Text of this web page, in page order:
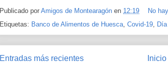
Publicado por Amigos de Montearagón en 12:19
No
Etiquetas: Banco de Alimentos de Huesca, Covid-19,
Entradas más recientes Inicio